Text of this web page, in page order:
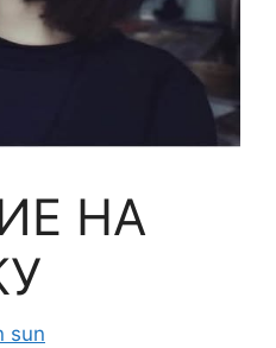
НА
sun